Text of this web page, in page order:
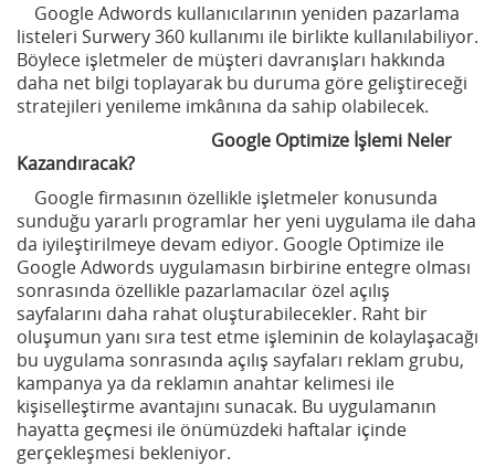
Google Adwords kullanıcılarının yeniden pazarlama
listeleri Surwery 360 kullanımı ile birlikte kullanılabiliyor.
Böylece işletmeler de müşteri davranışları hakkında
daha net bilgi toplayarak bu duruma göre geliştireceği
stratejileri yenileme imkânına da sahip olabilecek.
Google Optimize İşlemi Neler
Kazandıracak?
Google firmasının özellikle işletmeler konusunda
sunduğu yararlı programlar her yeni uygulama ile daha
da iyileştirilmeye devam ediyor. Google Optimize ile
Google Adwords uygulamasın birbirine entegre olması
sonrasında özellikle pazarlamacılar özel açılış
sayfalarını daha rahat oluşturabilecekler. Raht bir
oluşumun yanı sıra test etme işleminin de kolaylaşacağı
bu uygulama sonrasında açılış sayfaları reklam grubu,
kampanya ya da reklamın anahtar kelimesi ile
kişiselleştirme avantajını sunacak. Bu uygulamanın
hayatta geçmesi ile önümüzdeki haftalar içinde
gerçekleşmesi bekleniyor.